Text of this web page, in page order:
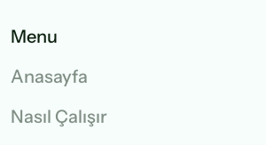
Menu
Anasayfa
Nasıl Çalışır